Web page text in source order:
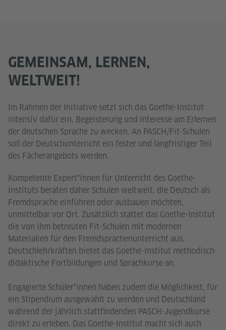
GEMEINSAM, LERNEN,
WELTWEIT!
Im Rahmen der Initiative setzt sich das Goethe-Institut
intensiv dafür ein, Begeisterung und Interesse am Erlernen
der deutschen Sprache zu wecken. An PASCH/Fit-Schulen
soll der Deutschunterricht ein fester und langfristiger Teil
des Fächerangebots werden.
Kompetente Expert*innen für Unterricht des Goethe-
Instituts beraten daher Schulen weltweit, die Deutsch als
Fremdsprache einführen oder ausbauen möchten,
unmittelbar vor Ort. Zusätzlich stattet das Goethe-Institut
die von ihm betreuten Fit-Schulen mit modernen
Materialien für den Fremdsprachenunterricht aus.
Deutschlehrkräften bietet das Goethe-Institut methodisch-
didaktische Fortbildungen und Sprachkurse an.
Engagierte Schüler*innen haben zudem die Möglichkeit, für
ein Stipendium ausgewählt zu werden und Deutschland
während der jährlich stattfindenden PASCH-Jugendkurse
direkt zu erleben. Das Goethe-Institut macht sich auch